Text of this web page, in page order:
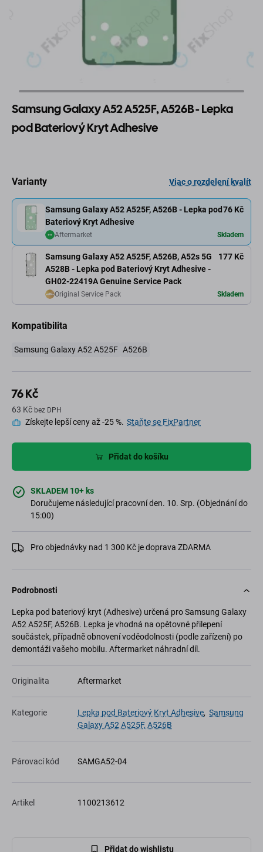
Samsung Galaxy A52 A525F, A526B - Lepka
pod Bateriový Kryt Adhesive
Varianty Viac o rozdelení kvalít
Samsung Galaxy A52 A525F, A526B, A52s 5G
A528B - Lepka pod Bateriový Kryt Adhesive -
GH02-22419A Genuine Service Pack
177 Kč
Original Service Pack Skladem
Samsung Galaxy A52 A525F, A526B - Lepka pod
Bateriový Kryt Adhesive
76 Kč
Aftermarket Skladem
Kompatibilita
Samsung Galaxy A52 A525F A526B
76 Kč
63 Kč bez DPH
Získejte lepší ceny až -25 %. Staňte se FixPartner
Přidat do košíku
SKLADEM 10+ ks
Doručujeme následující pracovní den. 10. Srp. (Objednání do
15:00)
Pro objednávky nad 1 300 Kč je doprava ZDARMA
Podrobnosti
Lepka pod bateriový kryt (Adhesive) určená pro Samsung Galaxy
A52 A525F, A526B. Lepka je vhodná na opětovné přilepení
součástek, případně obnovení voděodolnosti (podle zařízení) po
demontáži vašeho mobilu. Aftermarket náhradní díl.
Originalita Aftermarket
Kategorie Lepka pod Bateriový Kryt Adhesive, Samsung
Galaxy A52 A525F, A526B
Párovací kód SAMGA52-04
Artikel 1100213612
Přidat do wishlistu